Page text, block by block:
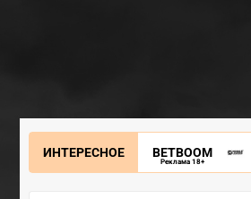
ИНТЕРЕСНОЕ BETBOOM
Реклама 18+